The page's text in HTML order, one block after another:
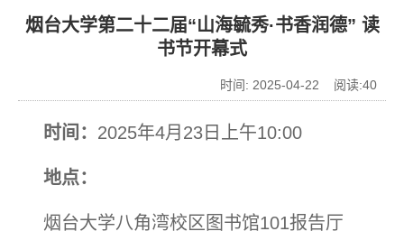
烟台大学第二十二届“山海毓秀·书香润德” 读
书节开幕式
时间: 2025-04-22 阅读:40
时间： 2025年4月23日上午10:00
地点：
烟台大学八角湾校区图书馆101报告厅